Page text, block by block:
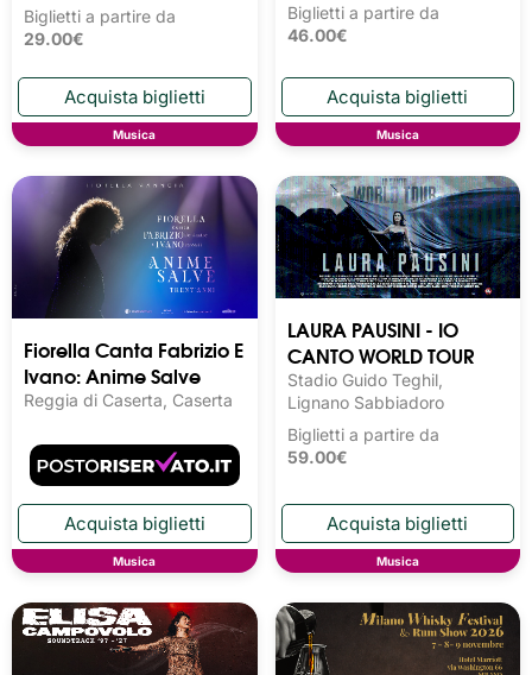
Biglietti a partire da
29.00€
Musica
Biglietti a partire da
46.00€
Musica
Fiorella Canta Fabrizio E
Ivano: Anime Salve
Reggia di Caserta, Caserta
Musica
LAURA PAUSINI - IO
CANTO WORLD TOUR
Stadio Guido Teghil,
Lignano Sabbiadoro
Biglietti a partire da
59.00€
Musica